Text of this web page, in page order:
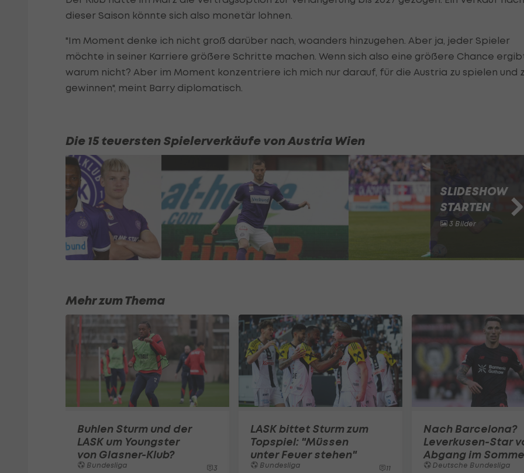
dieser Saison könnte sich also monetär lohnen.
"Im Moment denke ich nicht groß darüber nach, woanders hinzugehen. Aber ja, jeder Spieler
möchte in seiner Karriere größere Schritte machen. Wenn sich also eine größere Chance
warum nicht? Aber im Moment konzentriere ich mich nur darauf, für die Austria zu spielen und
gewinnen", meint Barry diplomatisch.
Die 15 teuersten Spielerverkäufe von Austria Wien
SLIDESHOW
STARTEN
3 Bilder
Mehr zum Thema
Buhlen Sturm und der
LASK um Youngster
von Glasner-Klub?
Bundesliga 3
LASK bittet Sturm zum
Topspiel: "Müssen
unter Feuer stehen"
Bundesliga 11
Nach Barcelona?
Leverkusen-Star
Abgang im
Deutsche Bundesliga